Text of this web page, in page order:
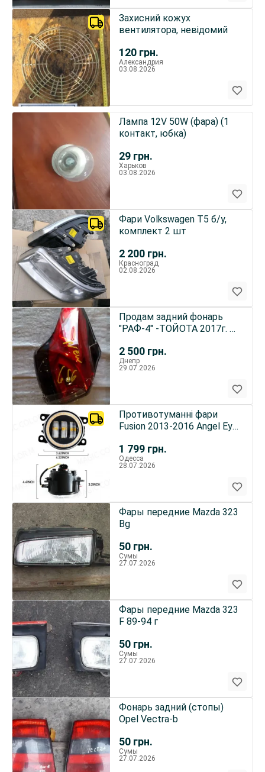
120 грн.
Захисний кожух
вентилятора, невідомий
Александрия
03.08.2026
29 грн.
Лампа 12V 50W (фара) (1
контакт, юбка)
Харьков
03.08.2026
2 200 грн.
Фари Volkswagen T5 б/у,
комплект 2 шт
Красноград
02.08.2026
2 500 грн.
Продам задний фонарь
"РАФ-4" -ТОЙОТА 2017г. б/
Днепр
29.07.2026
1 799 грн.
Противотуманні фари
Fusion 2013-2016 Angel Eye
Одесса
28.07.2026
50 грн.
Фары передние Mazda 323
Bg
Сумы
27.07.2026
50 грн.
Фары передние Mazda 323
F 89-94 г
Сумы
27.07.2026
50 грн.
Фонарь задний (стопы)
Opel Vectra-b
Сумы
27.07.2026